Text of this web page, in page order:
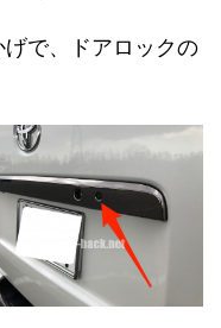
で、ドアロックの